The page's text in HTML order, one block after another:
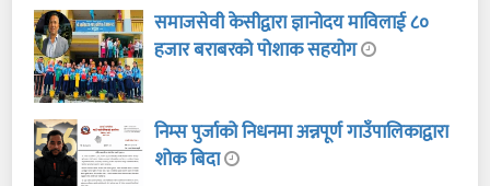
समाजसेवी केसीद्वारा ज्ञानोदय माविलाई ८०
हजार बराबरको पोशाक सहयोग
निम्स पुर्जाको निधनमा अन्नपूर्ण गाउँपालिकाद्वारा
शोक बिदा